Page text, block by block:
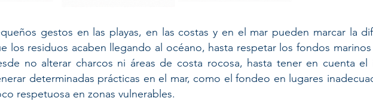
gestos en las playas, en las costas y en el mar pueden marcar la
los residuos acaben llegando al océano, hasta respetar los fondos marinos
no alterar charcos ni áreas de costa rocosa, hasta tener en cuenta
determinadas prácticas en el mar, como el fondeo en lugares
respetuosa en zonas vulnerables.